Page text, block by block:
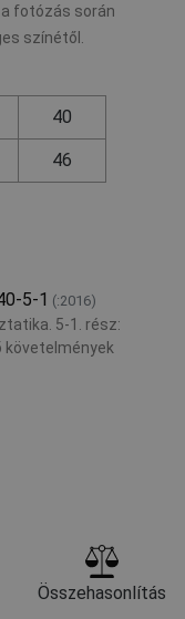
fotózás során
színétől.
40
46
5-1 (:2016)
5-1. rész:
követelmények
Összehasonlítás